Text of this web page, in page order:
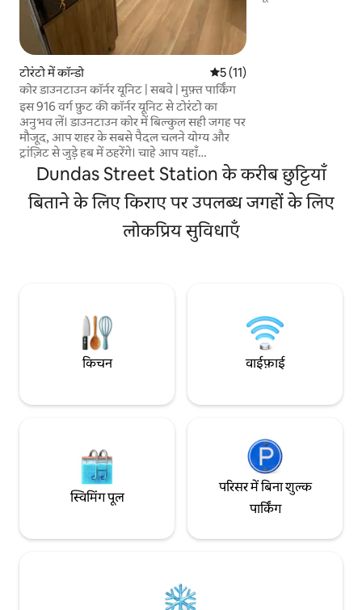
टोरंटो में कॉन्डो औसत रेटिंग 5 में से 5, 11 समीक्षाएँ
5 (11)
कोर डाउनटाउन कॉर्नर यूनिट | सबवे | मुफ़्त पार्किंग
इस 916 वर्ग फ़ुट की कॉर्नर यूनिट से टोरंटो का
अनुभव लें। डाउनटाउन कोर में बिल्कुल सही जगह पर
मौजूद, आप शहर के सबसे पैदल चलने योग्य और
ट्रांज़िट से जुड़े हब में ठहरेंगे। चाहे आप यहाँ
पारिवारिक छुट्टियाँ बिताने, इलाज के लिए ठहरने या
व्यावसायिक यात्रा के लिए आए हों, यह सुईट आपको
बेजोड़ सुविधा और आराम देता है। 7 मेहमानों के लिए
2 बेडरूम + 2 बाथरूम (4 बेड)। इसमें पूरी तरह
सुसज्जित रसोई है, सभी ज़रूरी बर्तन मौजूद हैं, साथ ही
मैक्स-स्पीड वाई-फ़ाई, यूनिट में लॉन्ड्री, स्मार्ट लॉक के
Dundas Street Station के करीब छुट्टियाँ
बिताने के लिए किराए पर उपलब्ध जगहों के लिए
लोकप्रिय सुविधाएँ
किचन वाईफ़ाई
स्विमिंग पूल
परिसर में बिना शुल्क
पार्किंग